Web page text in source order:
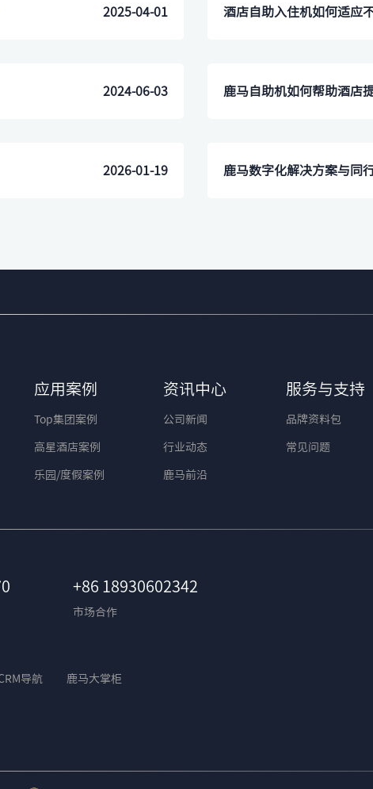
2025-04-01 酒店自助入住机如何适应
2024-06-03 鹿马自助机如何帮助酒店
2026-01-19 鹿马数字化解决方案与同
应用案例
Top集团案例
高星酒店案例
乐园/度假案例
资讯中心
公司新闻
行业动态
鹿马前沿
服务与支持
品牌资料包
常见问题
+86 18930602342
市场合作
导航 鹿马大掌柜